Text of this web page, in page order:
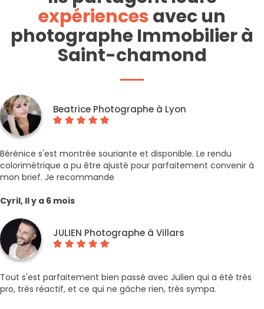
expériencesavec un
photographe Immobilier à
Saint-chamond
Beatrice Photographe à Lyon
Bérénice s'est montrée souriante et disponible. Le rendu
colorimétrique a pu être ajusté pour parfaitement convenir à
mon brief. Je recommande
Cyril, Il y a 6 mois
JULIEN Photographe à Villars
Tout s'est parfaitement bien passé avec Julien qui a été très
pro, très réactif, et ce qui ne gâche rien, très sympa.